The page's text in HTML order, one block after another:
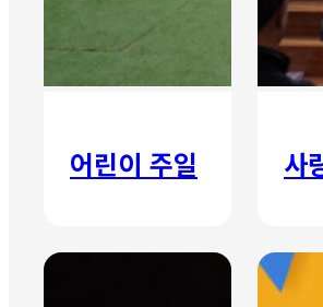
어린이 주일